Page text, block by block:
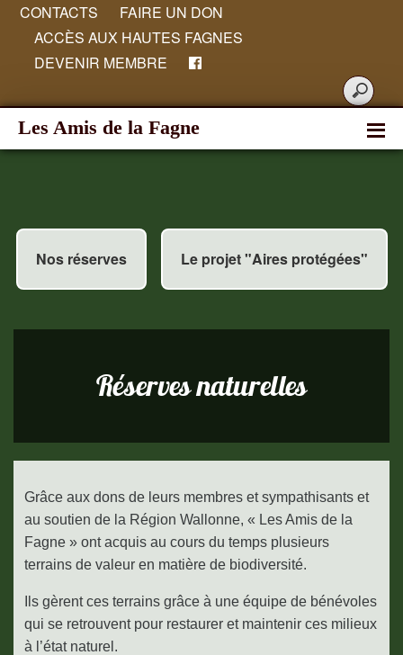
CONTACTS
FAIRE UN DON
ACCÈS AUX HAUTES FAGNES
DEVENIR MEMBRE
Les Amis de la Fagne
Nos réserves Le projet "Aires protégées"
Réserves naturelles
Grâce aux dons de leurs membres et sympathisants et
au soutien de la Région Wallonne, « Les Amis de la
Fagne » ont acquis au cours du temps plusieurs
terrains de valeur en matière de biodiversité.
Ils gèrent ces terrains grâce à une équipe de bénévoles
qui se retrouvent pour restaurer et maintenir ces milieux
à l’état naturel.